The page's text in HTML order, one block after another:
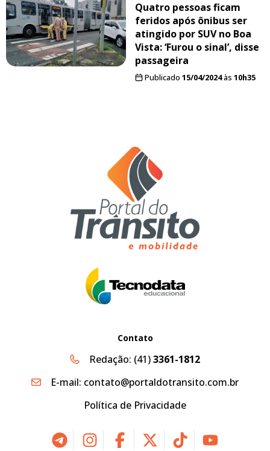
Quatro pessoas ficam
feridos após ônibus ser
atingido por SUV no Boa
Vista: ‘Furou o sinal’, disse
passageira
Publicado 15/04/2024às 10h35
Contato
Redação: (41)3361-1812
E-mail: contato@portaldotransito.com.br
Política de Privacidade